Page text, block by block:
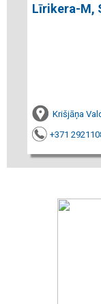
Līrikera-M,
Krišjāņa
+371